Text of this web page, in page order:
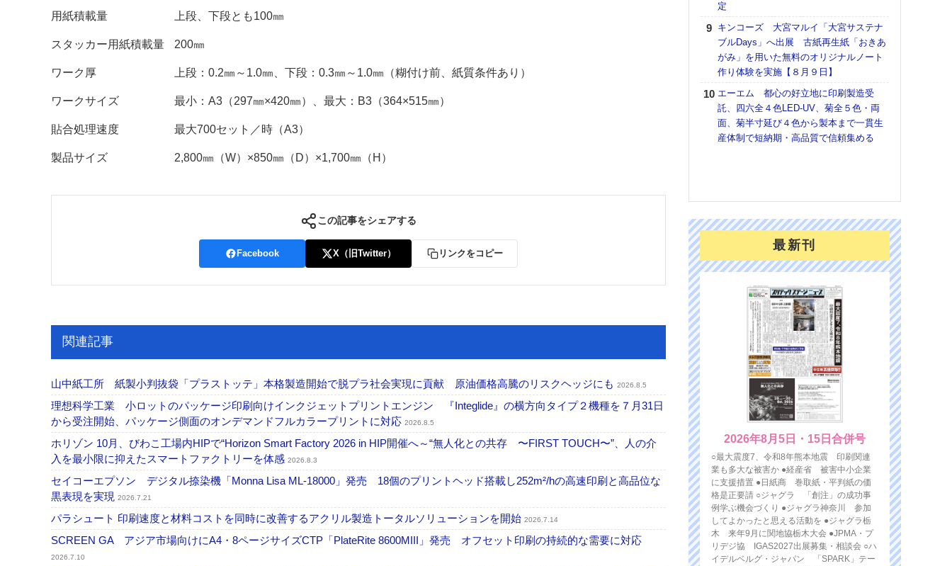
用紙積載量 上段、下段とも100㎜
スタッカー用紙積載量 200㎜
ワーク厚 上段：0.2㎜～1.0㎜、下段：0.3㎜～1.0㎜（糊付け前、紙質条件あり）
ワークサイズ 最小：A3（297㎜×420㎜）、最大：B3（364×515㎜）
貼合処理速度 最大700セット／時（A3）
製品サイズ 2,800㎜（W）×850㎜（D）×1,700㎜（H）
この記事をシェアする
Facebook X（旧Twitter） リンクをコピー
関連記事
山中紙工所 紙製小判抜袋「プラストッテ」本格製造開始で脱プラ社会実現に貢献 原油価格高騰のリスクヘッジにも 2026.8.5
理想科学工業 小ロットのパッケージ印刷向けインクジェットプリントエンジン 『Integlide』の横方向タイプ２機種を７月31日
から受注開始、パッケージ側面のオンデマンドフルカラープリントに対応 2026.8.5
ホリゾン 10月、びわこ工場内HIPで“Horizon Smart Factory 2026 in HIP開催へ～“無人化との共存 〜FIRST TOUCH〜”、人の介
入を最小限に抑えたスマートファクトリーを体感 2026.8.3
セイコーエプソン デジタル捺染機「Monna Lisa ML-18000」発売 18個のプリントヘッド搭載し252m²/hの高速印刷と高品位な
黒表現を実現 2026.7.21
パラシュート 印刷速度と材料コストを同時に改善するアクリル製造トータルソリューションを開始 2026.7.14
SCREEN GA アジア市場向けにA4・8ページサイズCTP「PlateRite 8600MIII」発売 オフセット印刷の持続的な需要に対応
2026.7.10
定
キンコーズ 大宮マルイ「大宮サステナ
ブルDays」へ出展 古紙再生紙「おきあ
がみ」を用いた無料のオリジナルノート
作り体験を実施【８月９日】
エーエム 都心の好立地に印刷製造受
託、四六全４色LED-UV、菊全５色・両
面、菊半寸延び４色から製本まで一貫生
産体制で短納期・高品質で信頼集める
最新刊
2026年8月5日・15日合併号
○最大震度7、令和8年熊本地震 印刷関連
業も多大な被害か ●経産省 被害中小企業
に支援措置 ●日紙商 巻取紙・平判紙の価
格是正要請 ○ジャグラ 「創注」の成功事
例学ぶ機会づくり ●ジャグラ神奈川 参加
してよかったと思える活動を ●ジャグラ栃
木 来年9月に関地協栃木大会 ●JPMA・プ
リデジ協 IGAS2027出展募集・相談会 ○ハ
イデルベルグ・ジャパン 「SPARK」テー